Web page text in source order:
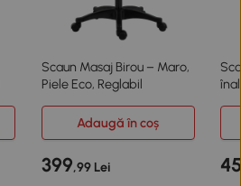
Scaun Masaj Birou – Maro,
Piele Eco, Reglabil
Adaugă în coș
399,99 Lei